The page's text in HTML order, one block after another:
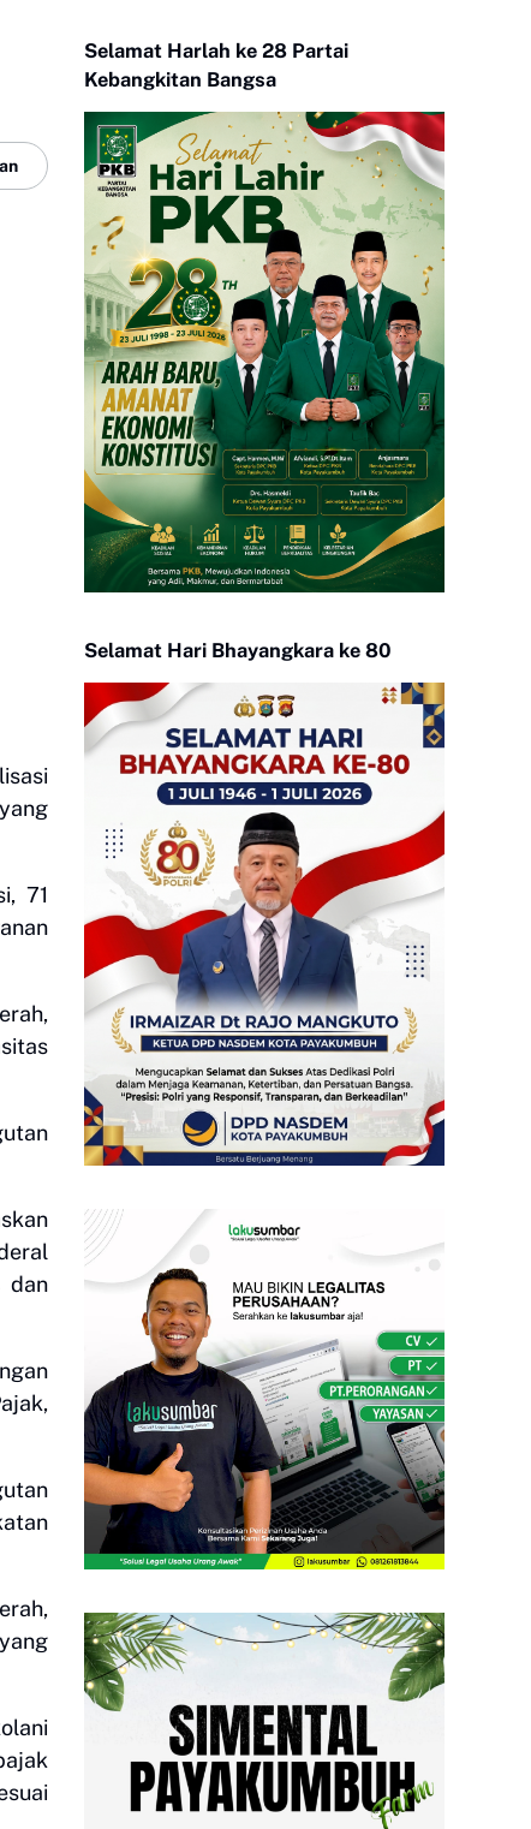
71
dan
Selamat Harlah ke 28 Partai
Kebangkitan Bangsa
Selamat Hari Bhayangkara ke 80